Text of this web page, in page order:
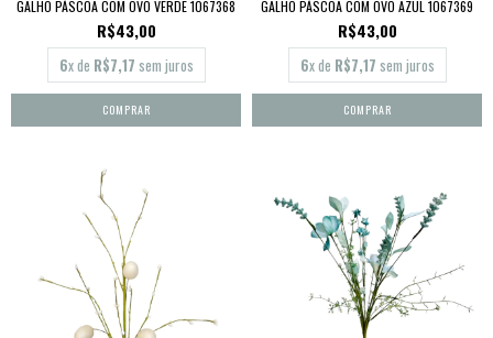
GALHO PÁSCOA COM OVO VERDE 1067368
R$43,00
6x de R$7,17 sem juros
GALHO PÁSCOA COM OVO AZUL 1067369
R$43,00
6x de R$7,17 sem juros